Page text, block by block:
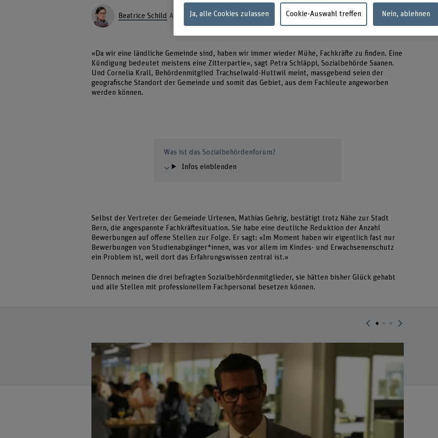
Beatrice Schild Autor*in
«Da wir eine ländliche Gemeinde sind, haben wir immer wieder Mühe, Fachkräfte zu finden. Eine
Kündigung bedeutet meistens eine Zitterpartie», sagt Petra Schläppi, Sozialbehörde Saanen.
Und Cornelia Krall, Behördenmitglied Trachselwald-Huttwil meint, massgebend seien der
geografische Standort der Gemeinde und somit das Gebiet, aus dem Fachleute angeworben
werden können.
Was ist das Sozialbehördenforum?
Infos einblenden
Selbst der Vertreter der Gemeinde Urtenen, Mathias Gehrig, bestätigt trotz Nähe zur Stadt
Bern, die angespannte Fachkräftesituation. Sie habe eine deutliche Reduktion der Anzahl
Bewerbungen auf offene Stellen zur Folge. Er sagt: «Im Moment haben wir eigentlich fast nur
Bewerbungen von Studienabgänger*innen, was vor allem im Kindes- und Erwachsenenschutz
ein Problem ist, weil dort das Erfahrungswissen zentral ist.»
Dennoch meinen die drei befragten Sozialbehördenmitglieder, sie hätten bisher Glück gehabt
und alle Stellen mit professionellem Fachpersonal besetzen können.
Ja, alle Cookies zulassen Cookie-Auswahl treffen Nein, ablehnen